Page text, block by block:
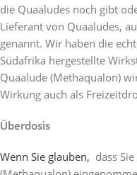
die Quaaludes noch gibt
Lieferant von Quaaludes,
genannt. Wir haben die
Südafrika hergestellte
Quaalude (Methaqualon)
Wirkung auch als
Überdosis
Wenn Sie glauben, dass